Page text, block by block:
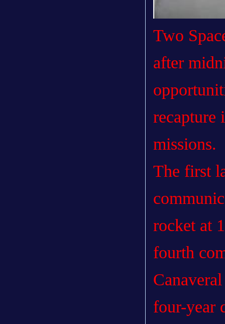
Two
after
recapture
missions.
The first
rocket at
fourth
four-year